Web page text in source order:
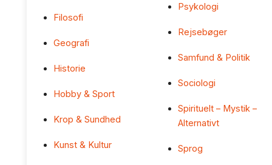
Filosofi
Geografi
Historie
Hobby & Sport
Krop & Sundhed
Kunst & Kultur
Psykologi
Rejsebøger
Samfund & Politik
Sociologi
Spirituelt – Mystik –
Alternativt
Sprog